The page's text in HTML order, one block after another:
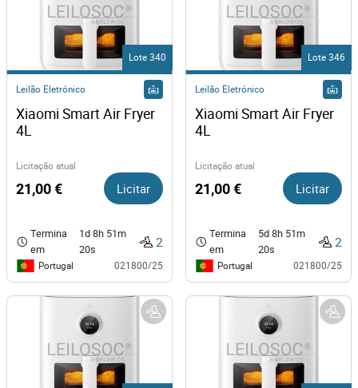
Lote 340
Leilão Eletrónico
Xiaomi Smart Air Fryer
4L
Licitação atual
21,00 € Licitar
Termina
em
1d 8h 51m
20s
2
Portugal 021800/25
Lote 346
Leilão Eletrónico
Xiaomi Smart Air Fryer
4L
Licitação atual
21,00 € Licitar
Termina
em
5d 8h 51m
20s
2
Portugal 021800/25